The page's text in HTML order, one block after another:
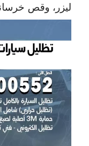
ليزر، وقص